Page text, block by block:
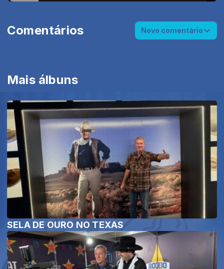
Mais álbuns
SELA DE OURO NO TEXAS
Comentários Novo comentário